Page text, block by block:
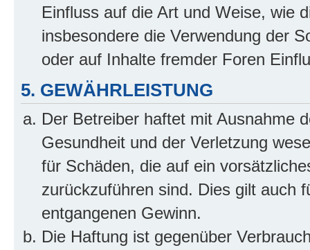
Einfluss auf die Art und Weise, wie
insbesondere die Verwendung der
oder auf Inhalte fremder Foren
5. GEWÄHRLEISTUNG
Der Betreiber haftet mit Ausnahme
Gesundheit und der Verletzung
für Schäden, die auf ein
zurückzuführen sind. Dies gilt auch
entgangenen Gewinn.
Die Haftung ist gegenüber